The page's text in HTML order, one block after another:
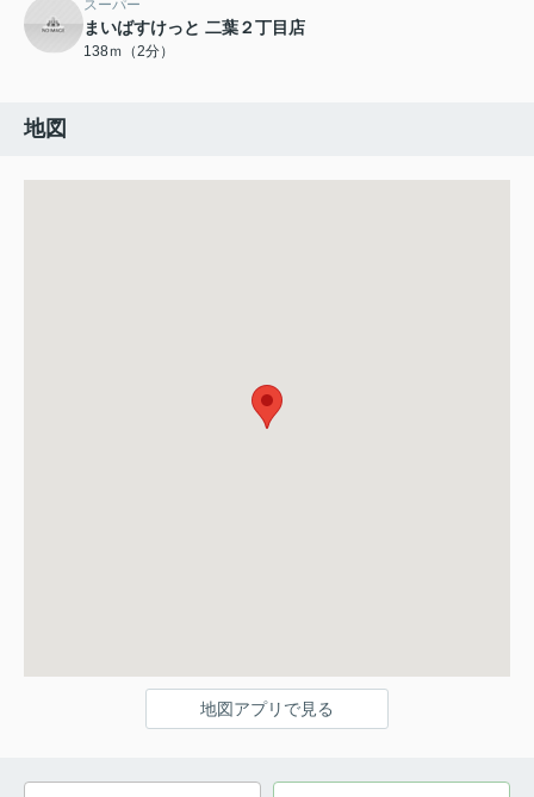
スーパー
まいばすけっと 二葉２丁目店
138ｍ（2分）
地図
地図アプリで見る